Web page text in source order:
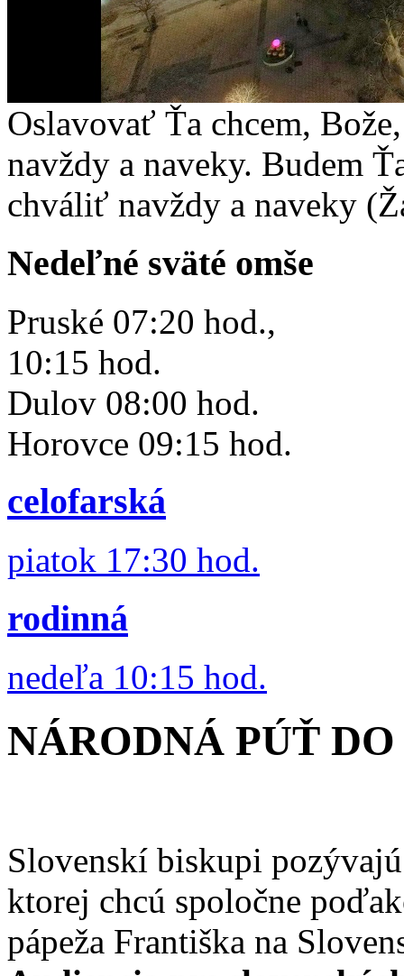
Oslavovať Ťa chcem,
navždy a naveky. Budem
chváliť navždy a naveky
Nedeľné sväté omše
Pruské 07:20 hod.,
10:15 hod.
Dulov 08:00 hod.
Horovce 09:15 hod.
celofarská
piatok 17:30 hod.
rodinná
nedeľa 10:15 hod.
NÁRODNÁ PÚŤ
Slovenskí biskupi
ktorej chcú spoločne
pápeža Františka na